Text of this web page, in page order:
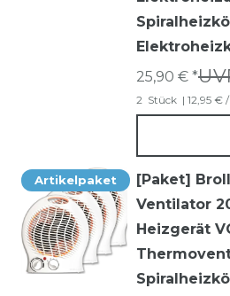
25,90 € *
2 Stück | 12,95 €
Artikelpaket
[Paket]
Ventilator
Heizgerät